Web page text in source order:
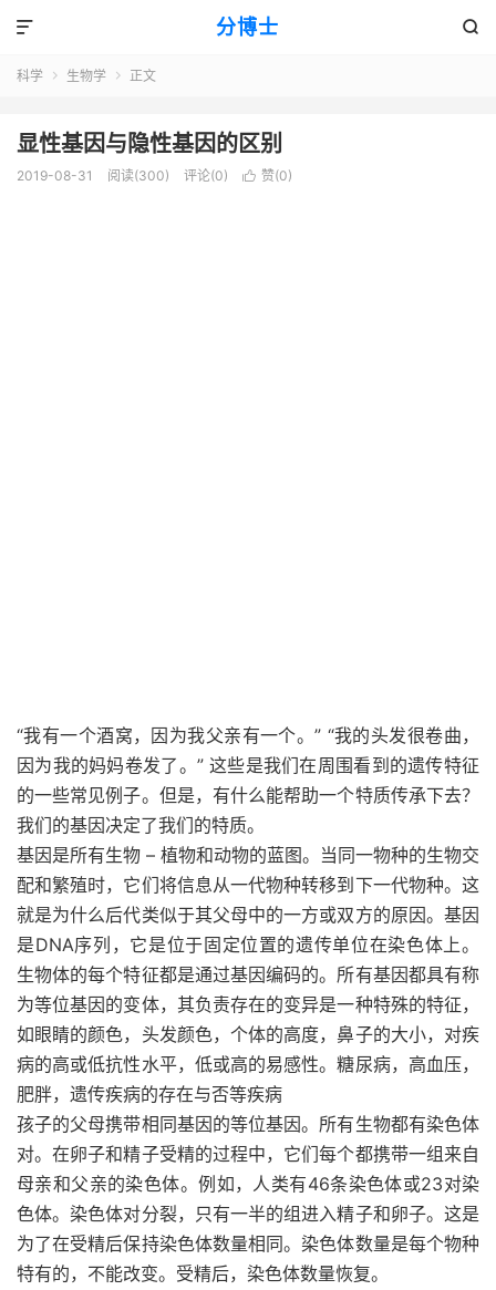
分博士 

科学  生物学  正文
显性基因与隐性基因的区别
2019-08-31 阅读(300) 评论(0)  赞(0)
“我有一个酒窝，因为我父亲有一个。” “我的头发很卷曲，
因为我的妈妈卷发了。” 这些是我们在周围看到的遗传特征
的一些常见例子。但是，有什么能帮助一个特质传承下去？
我们的基因决定了我们的特质。
基因是所有生物 – 植物和动物的蓝图。当同一物种的生物交
配和繁殖时，它们将信息从一代物种转移到下一代物种。这
就是为什么后代类似于其父母中的一方或双方的原因。基因
是DNA序列，它是位于固定位置的遗传单位在染色体上。
生物体的每个特征都是通过基因编码的。所有基因都具有称
为等位基因的变体，其负责存在的变异是一种特殊的特征，
如眼睛的颜色，头发颜色，个体的高度，鼻子的大小，对疾
病的高或低抗性水平，低或高的易感性。糖尿病，高血压，
肥胖，遗传疾病的存在与否等疾病
孩子的父母携带相同基因的等位基因。所有生物都有染色体
对。在卵子和精子受精的过程中，它们每个都携带一组来自
母亲和父亲的染色体。例如，人类有46条染色体或23对染
色体。染色体对分裂，只有一半的组进入精子和卵子。这是
为了在受精后保持染色体数量相同。染色体数量是每个物种
特有的，不能改变。受精后，染色体数量恢复。